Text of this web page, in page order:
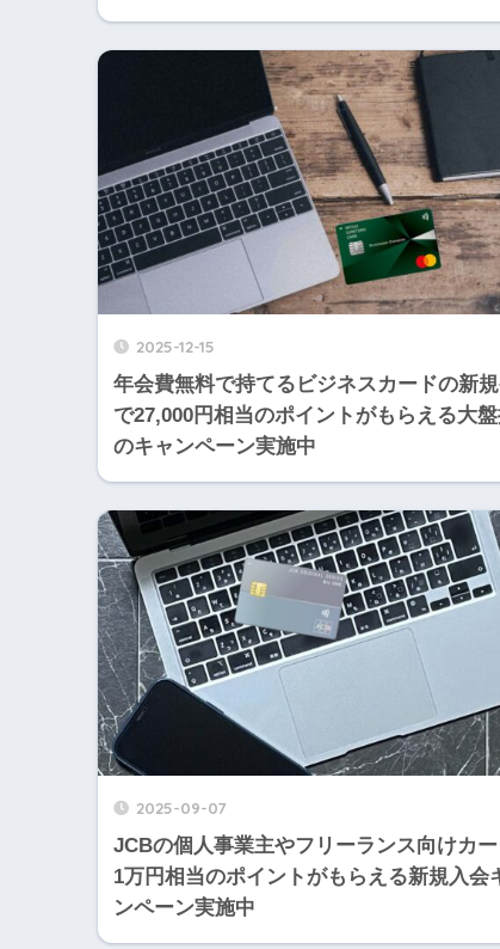
2025-12-15
年会費無料で持てるビジネスカードの新
で27,000円相当のポイントがもらえる大
のキャンペーン実施中
2025-09-07
JCBの個人事業主やフリーランス向けカ
1万円相当のポイントがもらえる新規入会
ンペーン実施中